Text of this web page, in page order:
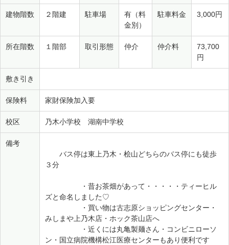
建物階数 ２階建 駐車場
有（料
金別）
駐車料金 3,000円
所在階数 １階部 取引形態 仲介 仲介料
73,700
円
敷き引き
保険料 家財保険加入要
校区 乃木小学校 湖南中学校
備考
バス停は東上乃木・桧山どちらのバス停にも徒歩
３分
・昔お茶畑があって・・・・・ティーヒル
ズと命名しました♡
・買い物は古志原ショッピングセンター・
みしまや上乃木店・ホック茶山店へ
・近くには丸亀製麺さん・コンビニローソ
ン・国立病院機構松江医療センターもあり便利です